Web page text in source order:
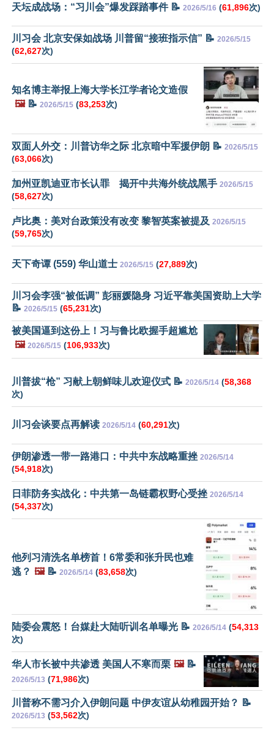
天坛成战场：“习川会”爆发踩踏事件 📝 2026/5/16 (61,896次)
川习会 北京安保如战场 川普留“接班指示信” 📝 2026/5/15
(62,627次)
知名博主举报上海大学长江学者论文造假
🖼️📝 2026/5/15 (83,253次)
双面人外交：川普访华之际 北京暗中军援伊朗 📝 2026/5/15
(63,066次)
加州亚凯迪亚市长认罪 揭开中共海外统战黑手 2026/5/15
(58,627次)
卢比奥：美对台政策没有改变 黎智英案被提及 2026/5/15
(59,765次)
天下奇谭 (559) 华山道士 2026/5/15 (27,889次)
川习会李强“被低调” 彭丽媛隐身 习近平靠美国资助上大学
📝 2026/5/15 (65,231次)
被美国逼到这份上！习与鲁比欧握手超尴尬
🖼️ 2026/5/15 (106,933次)
川普拔“枪” 习献上朝鲜味儿欢迎仪式 📝 2026/5/14 (58,368
次)
川习会谈要点再解读 2026/5/14 (60,291次)
伊朗渗透一带一路港口：中共中东战略重挫 2026/5/14
(54,918次)
日菲防务实战化：中共第一岛链霸权野心受挫 2026/5/14
(54,337次)
他列习清洗名单榜首！6常委和张升民也难
逃？ 🖼️📝 2026/5/14 (83,658次)
陆委会震怒！台媒赴大陆听训名单曝光 📝 2026/5/14 (54,313
次)
华人市长被中共渗透 美国人不寒而栗 🖼️📝
2026/5/13 (71,986次)
川普称不需习介入伊朗问题 中伊友谊从幼稚园开始？ 📝
2026/5/13 (53,562次)